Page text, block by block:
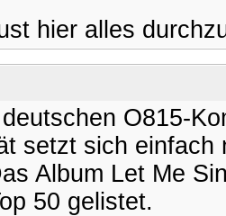
hier alles
O815-
setzt sich
Album Let Me
50 gelistet.